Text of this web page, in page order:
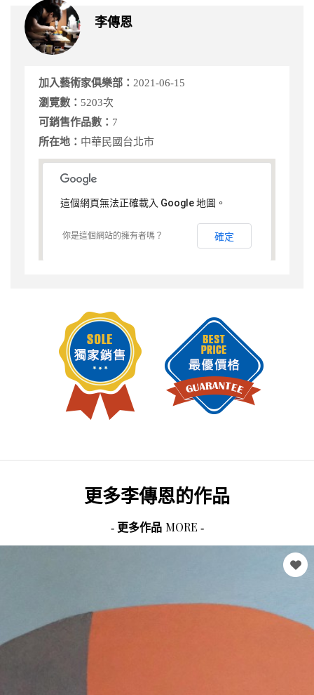
李傳恩
加入藝術家俱樂部： 2021-06-15
瀏覽數： 5203次
可銷售作品數： 7
所在地： 中華民國台北市
這個網頁無法正確載入 Google 地圖。
你是這個網站的擁有者嗎？ 確定
更多李傳恩的作品
- 更多作品 MORE -